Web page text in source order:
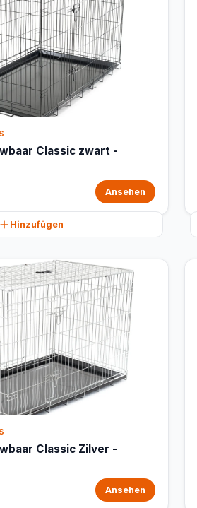
Classic zwart -
Ansehen
Hinzufügen
Classic Zilver -
Ansehen